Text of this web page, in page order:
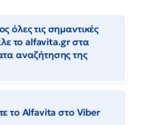
όλες τις σημαντικές
το alfavita.gr στα
αναζήτησης της
το Αlfavita στο Viber